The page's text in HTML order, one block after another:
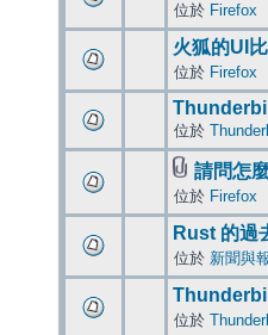
位於 Firefox
火狐的UI
位於 Firefox
位於
請問怎
位於 Firefox
Rust 的過
位於 新聞與
位於